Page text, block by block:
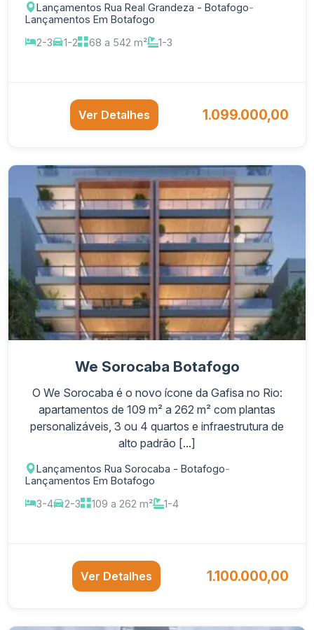
Lançamentos Rua Real Grandeza - Botafogo-
Lançamentos Em Botafogo
2-3
1-2 68 a 542 m² 1-3
Ver Detalhes 1.099.000,00
We Sorocaba Botafogo
O We Sorocaba é o novo ícone da Gafisa no Rio:
apartamentos de 109 m² a 262 m² com plantas
personalizáveis, 3 ou 4 quartos e infraestrutura de
alto padrão [...]
Lançamentos Rua Sorocaba - Botafogo-
Lançamentos Em Botafogo
3-4
2-3 109 a 262 m² 1-4
Ver Detalhes 1.100.000,00